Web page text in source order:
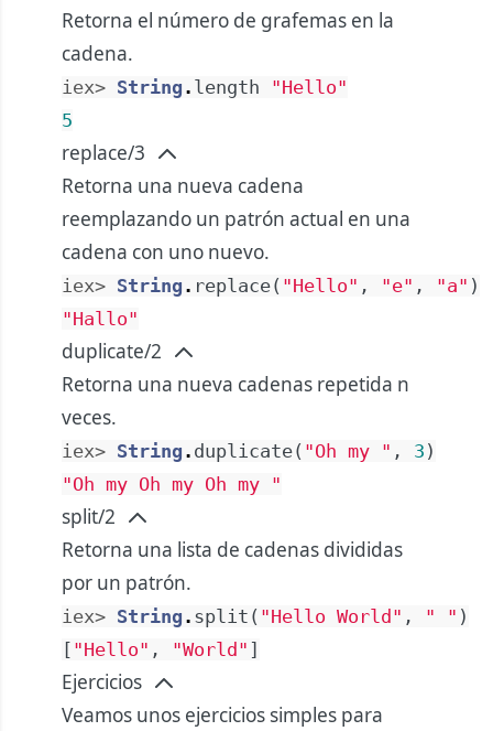
Retorna el número de grafemas en la
cadena.
iex> String . length
"Hello"
5
replace/3
Retorna una nueva cadena
reemplazando un patrón actual en una
cadena con uno nuevo.
iex> String . replace( "Hello" , "e" , "a" )
"Hallo"
duplicate/2
Retorna una nueva cadenas repetida n
veces.
iex> String . duplicate( "Oh my " , 3 )
"Oh my Oh my Oh my "
split/2
Retorna una lista de cadenas divididas
por un patrón.
iex> String . split ( "Hello World" , " " )
[ "Hello" , "World" ]
Ejercicios
Veamos unos ejercicios simples para